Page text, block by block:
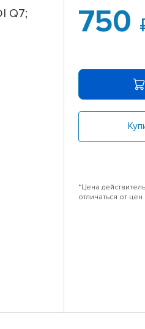
Q7;
750
*Цена
отличаться от